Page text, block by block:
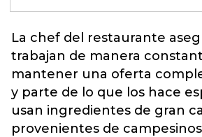
La chef del restaurante
trabajan de manera
mantener una oferta
y parte de lo que los hace
usan ingredientes de gran
provenientes de